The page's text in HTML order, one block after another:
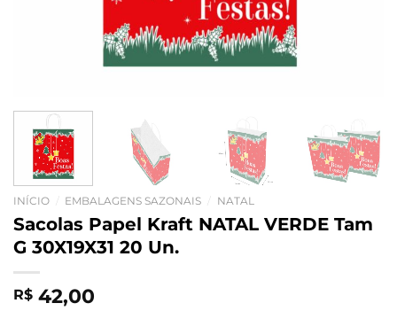
INÍCIO EMBALAGENS SAZONAIS NATAL
Sacolas Papel Kraft NATAL VERDE Tam
G 30X19X31 20 Un.
R$ 42,00